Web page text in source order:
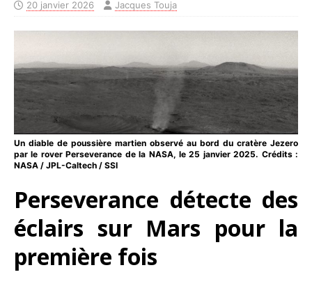
20 janvier 2026 Jacques Touja
Un diable de poussière martien observé au bord du cratère Jezero
par le rover Perseverance de la NASA, le 25 janvier 2025. Crédits :
NASA / JPL-Caltech / SSI
Perseverance détecte des
éclairs sur Mars pour la
première fois